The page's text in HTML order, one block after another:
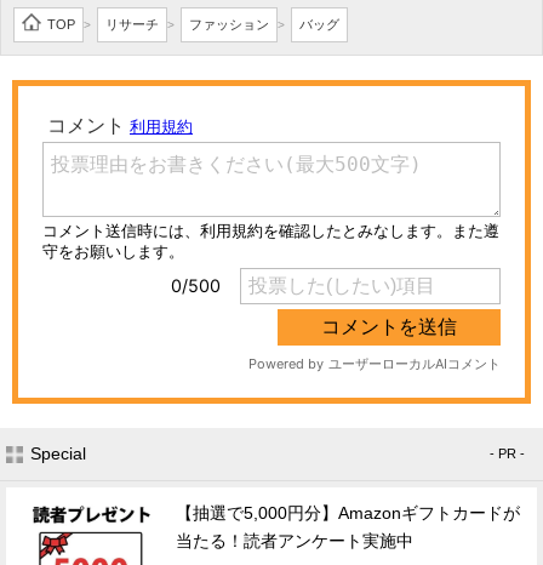
TOP > リサーチ > ファッション > バッグ
Special - PR -
【抽選で5,000円分】Amazonギフトカードが
当たる！読者アンケート実施中